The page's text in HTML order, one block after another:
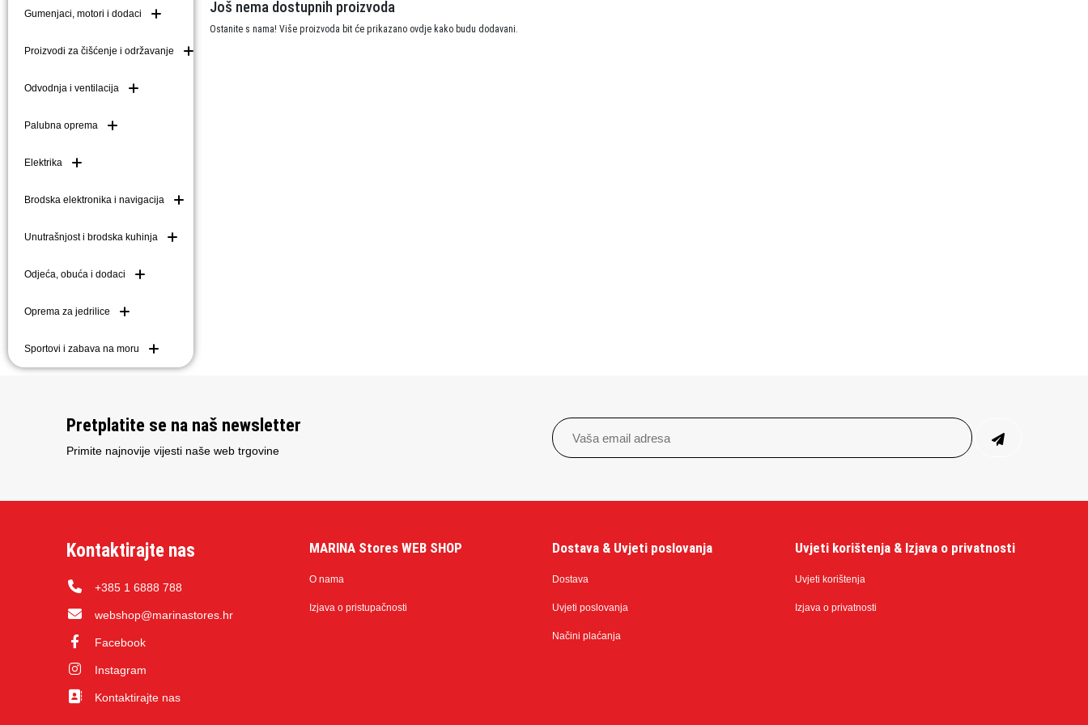
Brodske kuke (mezomarineri) i dodaci
Gumenjaci, motori i dodaci
Proizvodi za čišćenje i održavanje
Odvodnja i ventilacija
Palubna oprema
Elektrika
Brodska elektronika i navigacija
Unutrašnjost i brodska kuhinja
Odjeća, obuća i dodaci
Oprema za jedrilice
Sportovi i zabava na moru
Još nema dostupnih proizvoda
Ostanite s nama! Više proizvoda bit će prikazano ovdje kako budu dodavani.
Pretplatite se na naš newsletter
Primite najnovije vijesti naše web trgovine
Kontaktirajte nas
+385 1 6888 788
webshop@marinastores.hr
Facebook
Instagram
Kontaktirajte nas
MARINA Stores WEB SHOP
O nama
Izjava o pristupačnosti
Dostava & Uvjeti poslovanja
Dostava
Uvjeti poslovanja
Načini plaćanja
Uvjeti korištenja & Izjava o privatnosti
Uvjeti korištenja
Izjava o privatnosti